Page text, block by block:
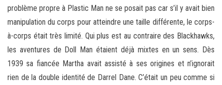
problème propre à Plastic Man ne se posait pas car s’il y avait bien
manipulation du corps pour atteindre une taille différente, le corps-
à-corps était très limité. Qui plus est au contraire des Blackhawks,
les aventures de Doll Man étaient déjà mixtes en un sens. Dès
1939 sa fiancée Martha avait assisté à ses origines et n’ignorait
rien de la double identité de Darrel Dane. C’était un peu comme si